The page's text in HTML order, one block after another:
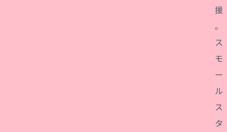
援
。
ス
モ
ー
ル
ス
タ